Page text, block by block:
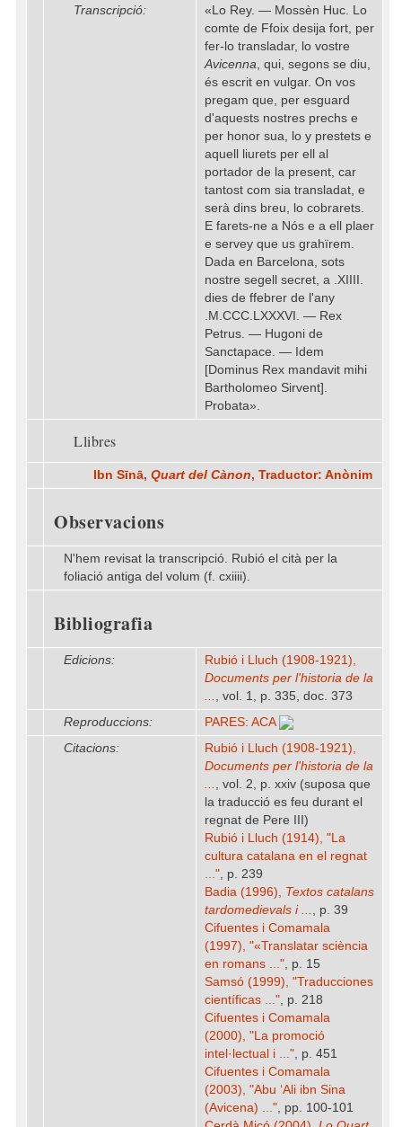
Transcripció:
«Lo Rey. — Mossèn Huc. Lo
comte de Ffoix desija fort, per
fer-lo transladar, lo vostre
Avicenna, qui, segons se diu,
és escrit en vulgar. On vos
pregam que, per esguard
d'aquests nostres prechs e
per honor sua, lo y prestets e
aquell liurets per ell al
portador de la present, car
tantost com sia transladat, e
serà dins breu, lo cobrarets.
E farets-ne a Nós e a ell plaer
e servey que us grahïrem.
Dada en Barcelona, sots
nostre segell secret, a .XIIII.
dies de ffebrer de l'any
.M.CCC.LXXXVI. — Rex
Petrus. — Hugoni de
Sanctapace. — Idem
[Dominus Rex mandavit mihi
Bartholomeo Sirvent].
Probata».
Llibres
Ibn Sīnā, Quart del Cànon, Traductor: Anònim
Observacions
N'hem revisat la transcripció. Rubió el cità per la
foliació antiga del volum (f. cxiiii).
Bibliografia
Edicions:
Rubió i Lluch (1908-1921),
Documents per l'historia de la
... , vol. 1, p. 335, doc. 373
Reproduccions:
PARES: ACA
Citacions:
Rubió i Lluch (1908-1921),
Documents per l'historia de la
... , vol. 2, p. xxiv (suposa que
la traducció es feu durant el
regnat de Pere III)
Rubió i Lluch (1914), "La
cultura catalana en el regnat
...", p. 239
Badia (1996), Textos catalans
tardomedievals i ... , p. 39
Cifuentes i Comamala
(1997), "«Translatar sciència
en romans ...", p. 15
Samsó (1999), "Traducciones
científicas ...", p. 218
Cifuentes i Comamala
(2000), "La promoció
intel·lectual i ...", p. 451
Cifuentes i Comamala
(2003), "Abu ‘Ali ibn Sina
(Avicena) ...", pp. 100-101